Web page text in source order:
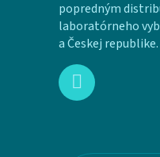
popredným
laboratórneho
a Českej republike.